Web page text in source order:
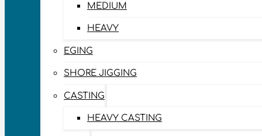
MEDIUM
HEAVY
EGING
SHORE JIGGING
CASTING
HEAVY CASTING